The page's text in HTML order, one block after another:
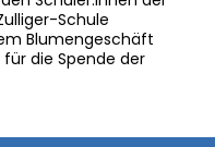
Schule
Blumengeschäft
die Spende der